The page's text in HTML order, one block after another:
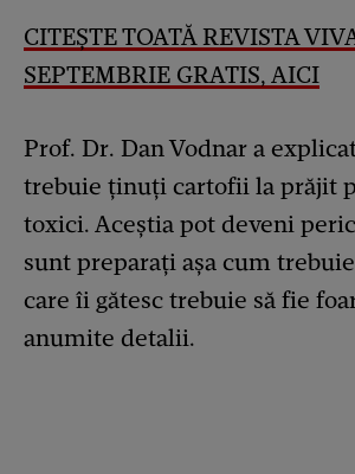
CITEȘTE TOATĂ REVISTA
SEPTEMBRIE GRATIS, AICI
Prof. Dr. Dan Vodnar a
trebuie ținuți cartofii la prăjit
toxici. Aceștia pot deveni
sunt preparați așa cum
care îi gătesc trebuie să fie
anumite detalii.